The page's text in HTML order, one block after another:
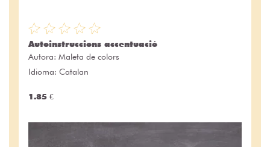
Autoinstruccions accentuació
Autora: Maleta de colors
Idioma: Catalan
1.85 €